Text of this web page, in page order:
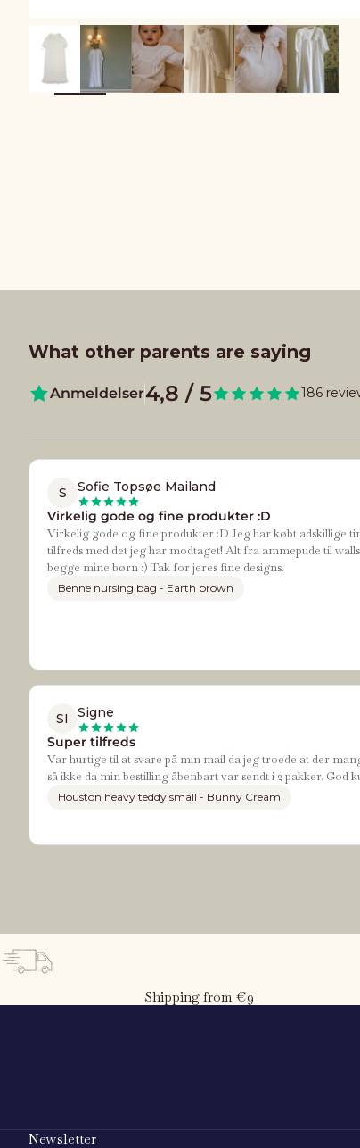
What other parents are saying
Anmeldelser4,8 / 5 186
S
Sofie Topsøe Mailand
Virkelig gode og fine produkter :D
Virkelig gode og fine produkter :D Jeg har købt adskillige
tilfreds med det jeg har modtaget! Alt fra ammepude til
begge mine børn :) Tak for jeres fine designs.
Benne nursing bag - Earth brown
SI
Signe
Super tilfreds
Var hurtige til at svare på min mail da jeg troede at der
så ikke da min bestilling åbenbart var sendt i 2 pakker. God
Houston heavy teddy small - Bunny Cream
Shipping from €9
Newsletter